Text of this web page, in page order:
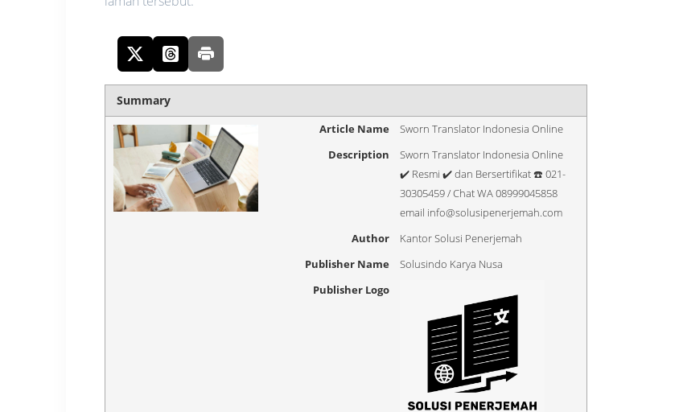
Summary
Article Name
Sworn Translator Indonesia Online
Description
Sworn Translator Indonesia Online
✔️ Resmi ✔️ dan Bersertifikat ☎️ 021-
30305459 / Chat WA 08999045858
email info@solusipenerjemah.com
Author
Kantor Solusi Penerjemah
Publisher Name
Solusindo Karya Nusa
Publisher Logo